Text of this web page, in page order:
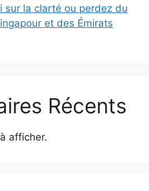
sur la clarté ou perdez du
et des Émirats
Récents
afficher.